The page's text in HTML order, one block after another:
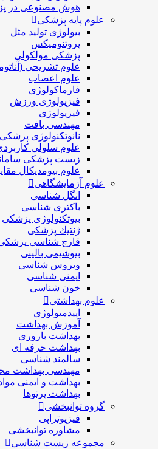
هوش مصنوعی در
علوم پایه پزشکی
بیولوژی تولید مثل
پروتئومیکس
پزشکی مولکولی
علوم تشریحی
علوم اعصاب
فارماکولوژی
فیزیولوژی ورزش
فیزیولوژی
مهندسی بافت
نانوتکنولوژی پزشکی
علوم سلولی
زیست پزشکی
علوم بیومدیکال
علوم آزمایشگاهی
انگل شناسی
باکتری شناسی
بیوتکنولوژی پزشکی
ژنتيك پزشکی
قارچ شناسی
بیوشیمی بالینی
ویروس شناسی
ایمنی شناسی
خون شناسی
علوم بهداشتی
اپیدمیولوژی
آموزش بهداشت
بهداشت باروری
بهداشت حرفه ای
سالمند شناسی
مهندسی بهداشت
بهداشت و ایمنی
بهداشت پرتوها
گروه توانبخشی
فیزیوتراپی
مشاوره توانبخشی
مجموعه زیست شناسی